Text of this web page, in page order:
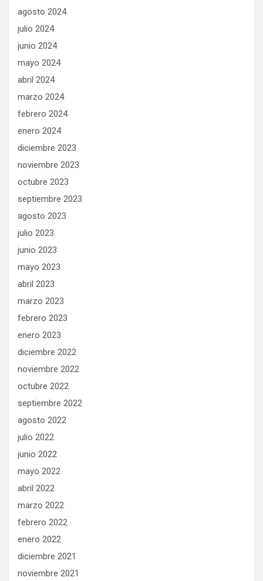
agosto 2024
julio 2024
junio 2024
mayo 2024
abril 2024
marzo 2024
febrero 2024
enero 2024
diciembre 2023
noviembre 2023
octubre 2023
septiembre 2023
agosto 2023
julio 2023
junio 2023
mayo 2023
abril 2023
marzo 2023
febrero 2023
enero 2023
diciembre 2022
noviembre 2022
octubre 2022
septiembre 2022
agosto 2022
julio 2022
junio 2022
mayo 2022
abril 2022
marzo 2022
febrero 2022
enero 2022
diciembre 2021
noviembre 2021